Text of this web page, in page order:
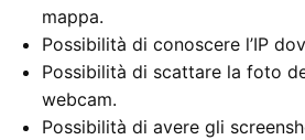
mappa.
Possibilità di conoscere l’IP
Possibilità di scattare la foto
webcam.
Possibilità di avere gli